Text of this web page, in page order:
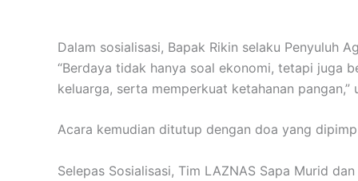
Dalam sosialisasi, Bapak Rikin selaku Penyuluh
“Berdaya tidak hanya soal ekonomi, tetapi juga
keluarga, serta memperkuat ketahanan pangan,”
Acara kemudian ditutup dengan doa yang
Selepas Sosialisasi, Tim LAZNAS Sapa Murid